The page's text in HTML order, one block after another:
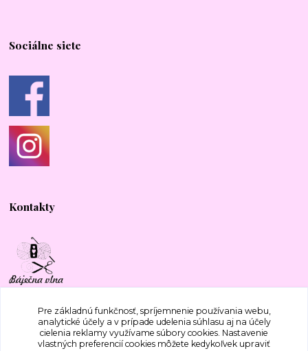
Sociálne siete
Kontakty
+421 917 577 388
bajecnavlna@gmail.com
Pre základnú funkčnosť, spríjemnenie používania webu,
analytické účely a v prípade udelenia súhlasu aj na účely
cielenia reklamy využívame súbory cookies. Nastavenie
vlastných preferencií cookies môžete kedykoľvek upraviť